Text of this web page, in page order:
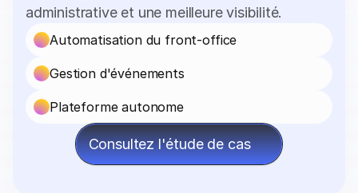
administrative et une meilleure visibilité.
Automatisation du front-office
Gestion d'événements
Plateforme autonome
Consultez l'étude de cas